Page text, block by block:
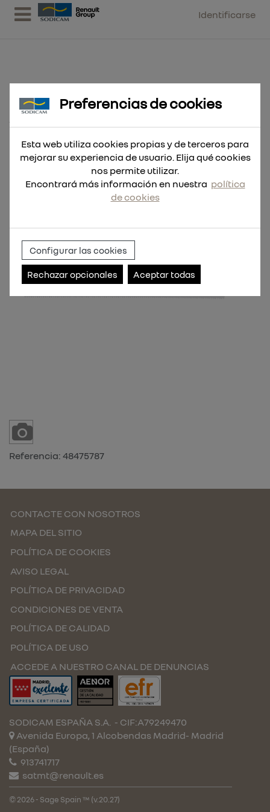
Identificarse
Hoja Sable THE TORCH™ 230mm
14Tpi - 5uds
Referencia: 48475787
CONTACTE CON NOSOTROS
MAPA DEL SITIO
POLÍTICA DE COOKIES
AVISO LEGAL
POLÍTICA DE PRIVACIDAD
CONDICIONES DE VENTA
POLÍTICA DE CALIDAD
POLÍTICA DE USO
ACCEDE A NUESTRO CANAL DE DENUNCIAS
SODICAM ESPAÑA S.A. - CIF:A79249470
Avenida Europa, 1 Alcobendas Madrid- Madrid
(España)
913741717
satmt@renault.es
© 2026 - Sage Spain ™ (v.20.27)
Preferencias de cookies
Esta web utiliza cookies propias y de terceros para
mejorar su experiencia de usuario. Elija qué cookies
nos permite utilizar.
Encontrará más información en nuestra política
de cookies
Configurar las cookies
Rechazar opcionales Aceptar todas